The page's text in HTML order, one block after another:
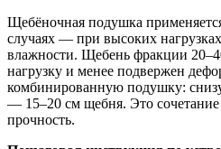
Щебёночная подушка
случаях — при высоких
влажности. Щебень фракции
нагрузку и менее подвержен
комбинированную подушку:
— 15–20 см щебня. Это сочетание
прочность.